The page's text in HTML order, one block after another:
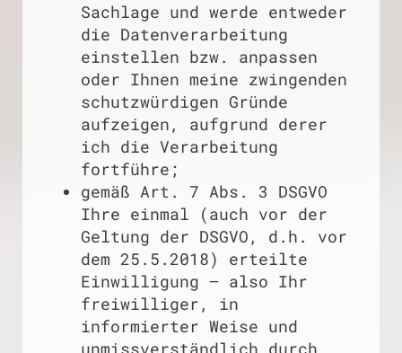
Sachlage und werde entweder
die Datenverarbeitung
einstellen bzw. anpassen
oder Ihnen meine zwingenden
schutzwürdigen Gründe
aufzeigen, aufgrund derer
ich die Verarbeitung
fortführe;
gemäß Art. 7 Abs. 3 DSGVO
Ihre einmal (auch vor der
Geltung der DSGVO, d.h. vor
dem 25.5.2018) erteilte
Einwilligung – also Ihr
freiwilliger, in
informierter Weise und
unmissverständlich durch